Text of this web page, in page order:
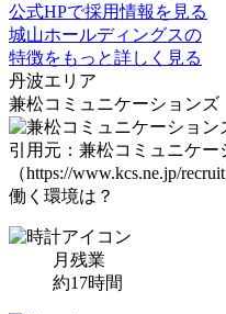
公式HPで採用情報を見る
城山ホールディングスの
特徴をもっと詳しく見る
丹波エリア
兼松コミュニケーションズ
引用元：兼松コミュニケー
（https://www.kcs.ne.jp/recruit
働く環境は？
月残業
約17時間